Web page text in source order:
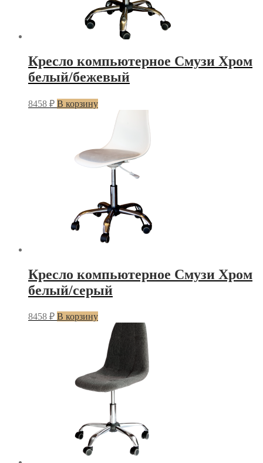
Кресло компьютерное Смузи Хром
белый/бежевый
8458 ₽ В корзину
Кресло компьютерное Смузи Хром
белый/серый
8458 ₽ В корзину